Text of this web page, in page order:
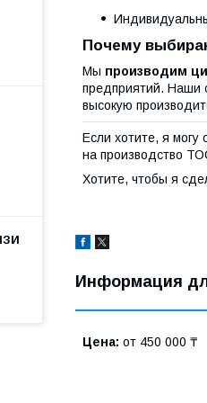
Почему
Мы производим
предприятий. Наши
высокую
Если хотите, я могу
на производство
Хотите, чтобы я
Информация
Цена: от 450 000 ₸